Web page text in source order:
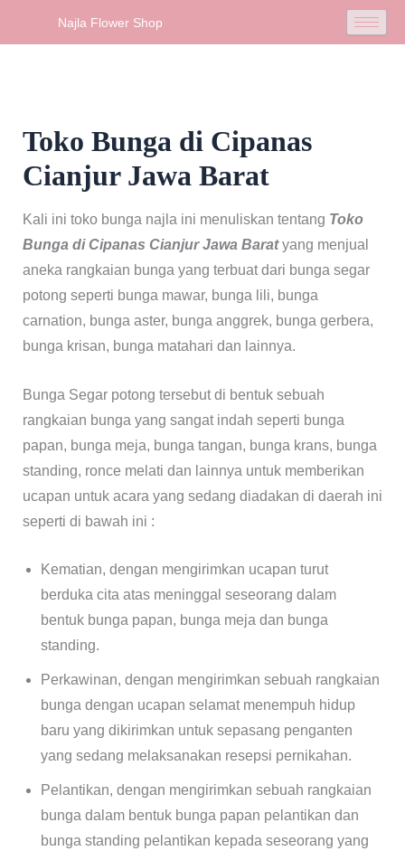
Najla Flower Shop
Toko Bunga di Cipanas
Cianjur Jawa Barat
Kali ini toko bunga najla ini menuliskan tentang Toko
Bunga di Cipanas Cianjur Jawa Baratyang menjual
aneka rangkaian bunga yang terbuat dari bunga segar
potong seperti bunga mawar, bunga lili, bunga
carnation, bunga aster, bunga anggrek, bunga gerbera,
bunga krisan, bunga matahari dan lainnya.
Bunga Segar potong tersebut di bentuk sebuah
rangkaian bunga yang sangat indah seperti bunga
papan, bunga meja, bunga tangan, bunga krans, bunga
standing, ronce melati dan lainnya untuk memberikan
ucapan untuk acara yang sedang diadakan di daerah ini
seperti di bawah ini :
Kematian, dengan mengirimkan ucapan turut
berduka cita atas meninggal seseorang dalam
bentuk bunga papan, bunga meja dan bunga
standing.
Perkawinan, dengan mengirimkan sebuah rangkaian
bunga dengan ucapan selamat menempuh hidup
baru yang dikirimkan untuk sepasang penganten
yang sedang melaksanakan resepsi pernikahan.
Pelantikan, dengan mengirimkan sebuah rangkaian
bunga dalam bentuk bunga papan pelantikan dan
bunga standing pelantikan kepada seseorang yang